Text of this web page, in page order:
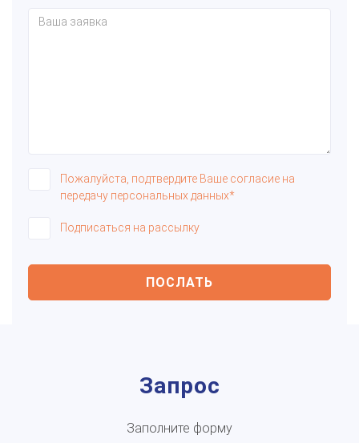
Пожалуйста, подтвердите Ваше согласие на
передачу персональных данных*
Подписаться на рассылку
ПОСЛАТЬ
Запрос
Заполните форму